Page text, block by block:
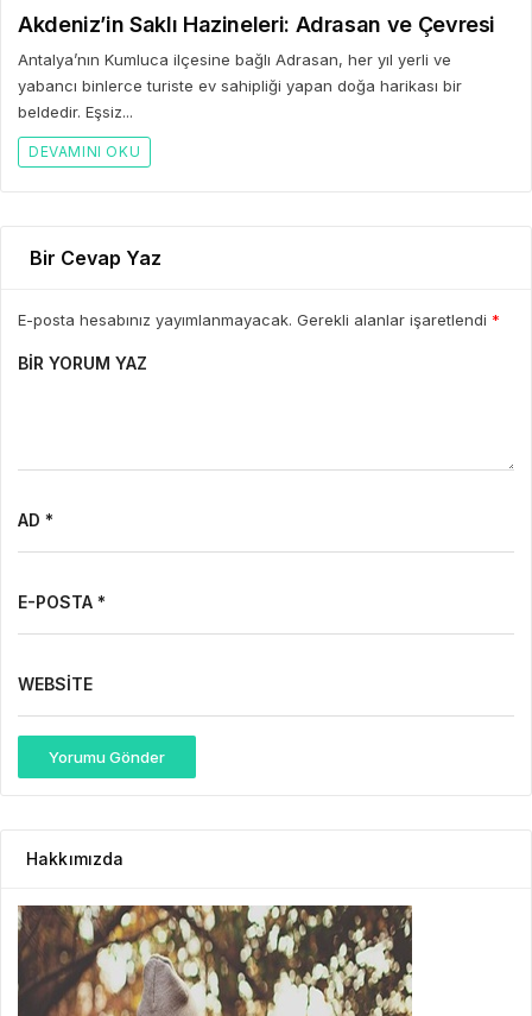
Akdeniz’in Saklı Hazineleri: Adrasan ve Çevresi
Antalya’nın Kumluca ilçesine bağlı Adrasan, her yıl yerli ve
yabancı binlerce turiste ev sahipliği yapan doğa harikası bir
beldedir. Eşsiz...
DEVAMINI OKU
Bir Cevap Yaz
E-posta hesabınız yayımlanmayacak. Gerekli alanlar işaretlendi *
BIR YORUM YAZ
AD *
E-POSTA *
WEBSITE
Yorumu Gönder
Hakkımızda